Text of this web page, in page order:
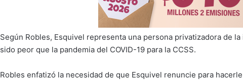
Según Robles, Esquivel representa una persona privatizadora de
sido peor que la pandemia del COVID-19 para la CCSS.
Robles enfatizó la necesidad de que Esquivel renuncie para